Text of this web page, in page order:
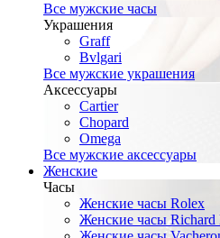
Все мужские часы
Украшения
Graff
Bvlgari
Все мужские украшения
Аксессуары
Cartier
Chopard
Omega
Все мужские аксессуары
Женские
Часы
Женские часы Rolex
Женские часы